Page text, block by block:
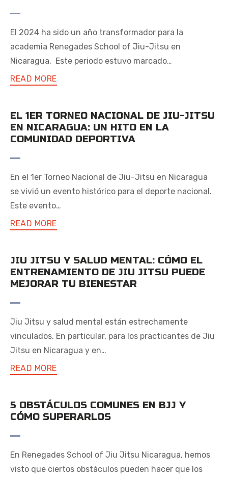
El 2024 ha sido un año transformador para la
academia Renegades School of Jiu-Jitsu en
Nicaragua. Este periodo estuvo marcado…
READ MORE
EL 1ER TORNEO NACIONAL DE JIU-JITSU
EN NICARAGUA: UN HITO EN LA
COMUNIDAD DEPORTIVA
En el 1er Torneo Nacional de Jiu-Jitsu en Nicaragua
se vivió un evento histórico para el deporte nacional.
Este evento…
READ MORE
JIU JITSU Y SALUD MENTAL: CÓMO EL
ENTRENAMIENTO DE JIU JITSU PUEDE
MEJORAR TU BIENESTAR
Jiu Jitsu y salud mental están estrechamente
vinculados. En particular, para los practicantes de Jiu
Jitsu en Nicaragua y en…
READ MORE
5 OBSTÁCULOS COMUNES EN BJJ Y
CÓMO SUPERARLOS
En Renegades School of Jiu Jitsu Nicaragua, hemos
visto que ciertos obstáculos pueden hacer que los